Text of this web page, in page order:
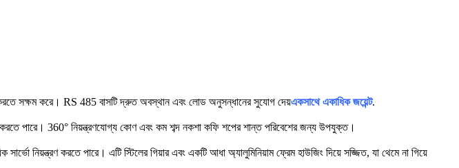
সক্ষম করে। RS 485 বাসটি দ্রুত অবস্থান এবং লোড অনুসন্ধানের সুযোগ দেয়একসাথে একাধিক জয়েন্ট.
করতে পারে। 360° নিয়ন্ত্রণযোগ্য কোণ এবং কম শব্দ নকশা কফি শপের শান্ত পরিবেশের জন্য উপযুক্ত।
নিয়ন্ত্রণ করতে পারে। এটি স্টিলের গিয়ার এবং একটি আধা অ্যালুমিনিয়াম ফ্রেম হাউজিং দিয়ে সজ্জিত, যা থেমে না গিয়ে